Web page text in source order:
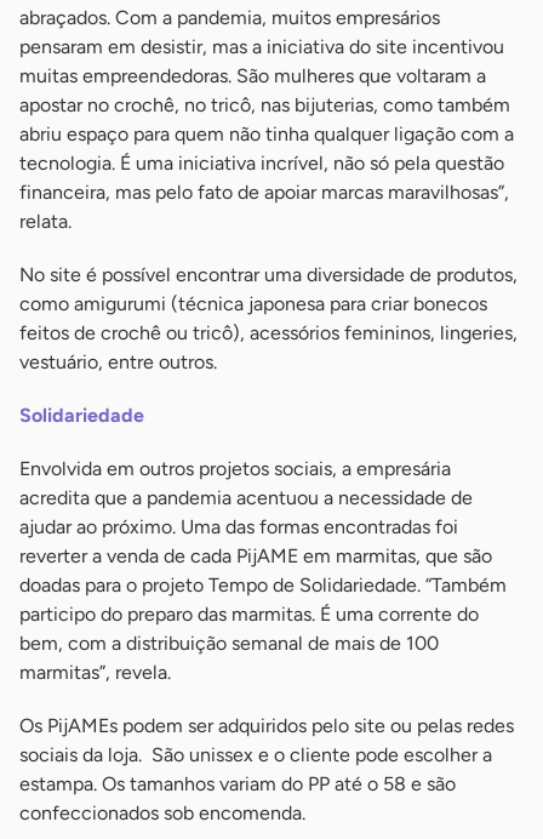
abraçados. Com a pandemia, muitos empresários
pensaram em desistir, mas a iniciativa do site incentivou
muitas empreendedoras. São mulheres que voltaram a
apostar no crochê, no tricô, nas bijuterias, como também
abriu espaço para quem não tinha qualquer ligação com a
tecnologia. É uma iniciativa incrível, não só pela questão
financeira, mas pelo fato de apoiar marcas maravilhosas”,
relata.
No site é possível encontrar uma diversidade de produtos,
como amigurumi (técnica japonesa para criar bonecos
feitos de crochê ou tricô), acessórios femininos, lingeries,
vestuário, entre outros.
Solidariedade
Envolvida em outros projetos sociais, a empresária
acredita que a pandemia acentuou a necessidade de
ajudar ao próximo. Uma das formas encontradas foi
reverter a venda de cada PijAME em marmitas, que são
doadas para o projeto Tempo de Solidariedade. “Também
participo do preparo das marmitas. É uma corrente do
bem, com a distribuição semanal de mais de 100
marmitas”, revela.
Os PijAMEs podem ser adquiridos pelo site ou pelas redes
sociais da loja. São unissex e o cliente pode escolher a
estampa. Os tamanhos variam do PP até o 58 e são
confeccionados sob encomenda.